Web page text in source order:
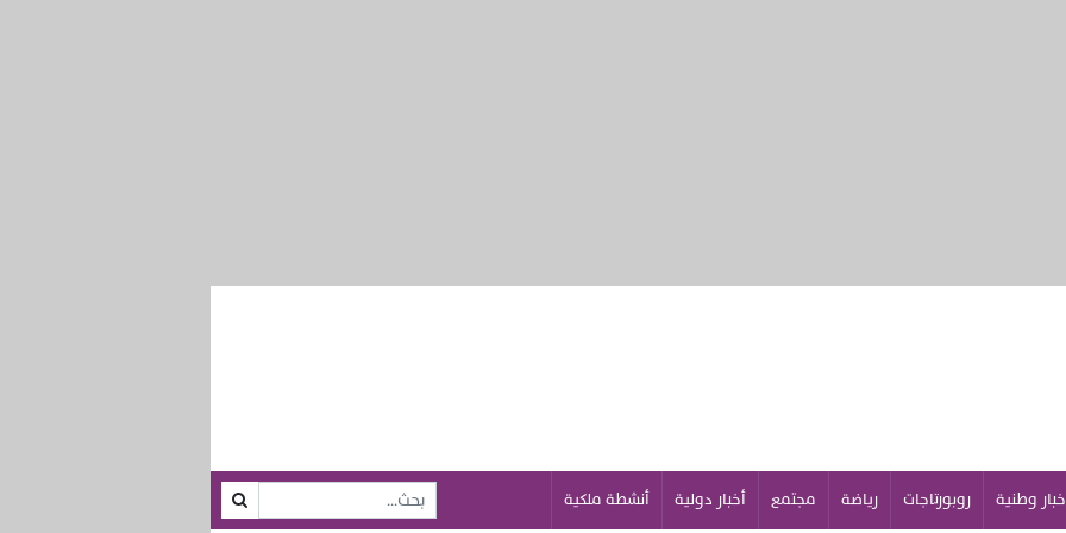
وطنية روبورتاجات رياضة مجتمع أخبار دولية أنشطة ملكية